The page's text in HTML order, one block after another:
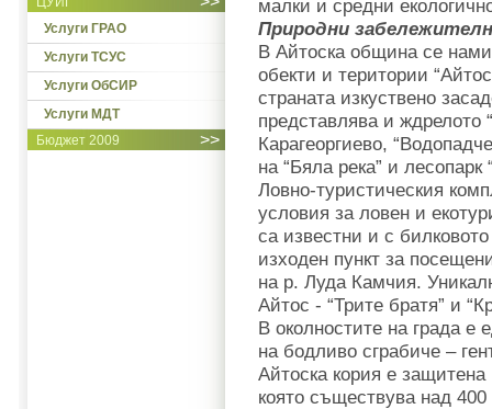
Услуги ГРАО
Услуги ТСУС
Услуги ОбСИР
Услуги МДТ
>>
Бюджет 2009
малки и средни
Природни
В Айтоска община се
обекти и територии
страната изкуствено
представлява и ждрелото
Карагеоргиево,
на “Бяла река” и лесопарк
Ловно-туристическия
условия за ловен и
са известни и с
изходен пункт за
на р. Луда Камчия.
Айтос - “Трите братя” и
В околностите на града е
на бодливо сграбиче –
Айтоска кория е
която съществува над 400